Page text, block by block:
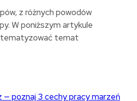
z różnych powodów
W poniższym artykule
temat